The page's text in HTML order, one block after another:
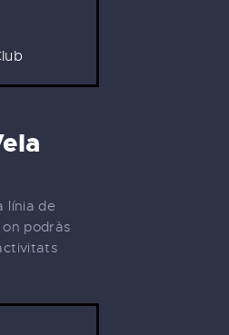
línia de
podràs